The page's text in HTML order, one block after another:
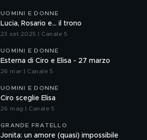
UOMINI E DONNE
Lucia, Rosario e... il trono
23 set 2025 | Canale 5
UOMINI E DONNE
Esterna di Ciro e Elisa - 27 marzo
26 mar | Canale 5
UOMINI E DONNE
Ciro sceglie Elisa
26 mag | Canale 5
GRANDE FRATELLO
Jonita: un amore (quasi) impossibile